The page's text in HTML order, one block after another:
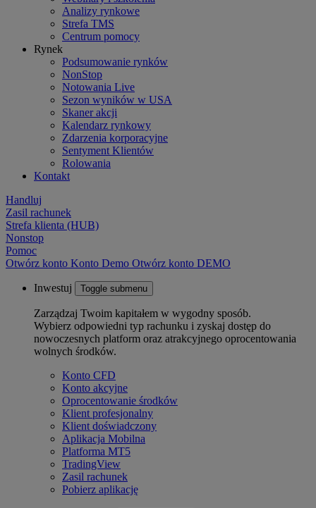
Analizy rynkowe
Strefa TMS
Centrum pomocy
Rynek
Podsumowanie rynków
NonStop
Notowania Live
Sezon wyników w USA
Skaner akcji
Kalendarz rynkowy
Zdarzenia korporacyjne
Sentyment Klientów
Rolowania
Kontakt
Handluj
Zasil rachunek
Strefa klienta (HUB)
Nonstop
Pomoc
Otwórz konto Konto Demo Otwórz konto DEMO
Inwestuj Toggle submenu
Zarządzaj Twoim kapitałem w wygodny sposób.
Wybierz odpowiedni typ rachunku i zyskaj dostęp do
nowoczesnych platform oraz atrakcyjnego oprocentowania
wolnych środków.
Konto CFD
Konto akcyjne
Oprocentowanie środków
Klient profesjonalny
Klient doświadczony
Aplikacja Mobilna
Platforma MT5
TradingView
Zasil rachunek
Pobierz aplikację